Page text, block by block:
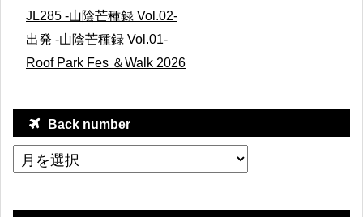
JL285 -山陰芒種録 Vol.02-
出発 -山陰芒種録 Vol.01-
Roof Park Fes ＆Walk 2026
Back number